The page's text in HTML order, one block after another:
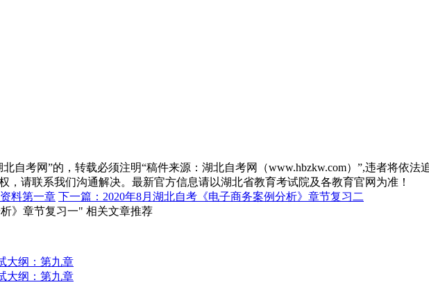
自考网”的，转载必须注明“稿件来源：湖北自考网（www.hbzkw.com）”,违者将依法
，请联系我们沟通解决。最新官方信息请以湖北省教育考试院及各教育官网为准！
料第一章 下一篇：2020年8月湖北自考《电子商务案例分析》章节复习二
》章节复习一" 相关文章推荐
大纲：第九章
大纲：第九章